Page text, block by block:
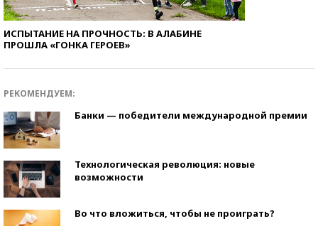
ИСПЫТАНИЕ НА ПРОЧНОСТЬ: В АЛАБИНЕ
ПРОШЛА «ГОНКА ГЕРОЕВ»
РЕКОМЕНДУЕМ:
Банки — победители международной премии
Технологическая революция: новые
возможности
Во что вложиться, чтобы не проиграть?